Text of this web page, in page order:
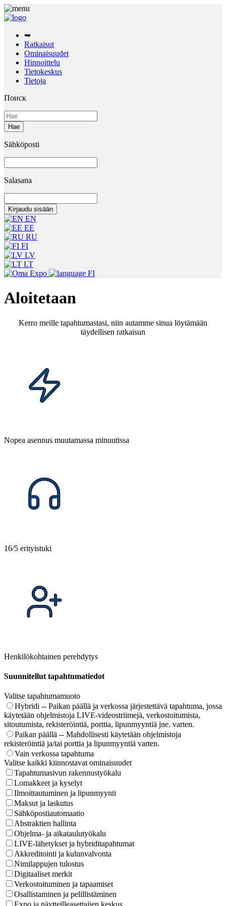
➥
Ratkaisut
Ominaisuudet
Hinnoittelu
Tietokeskus
Tietoja
Поиск
Sähköposti
Salasana
EN
EE
RU
FI
LV
LT
FI
Aloitetaan
Kerro meille tapahtumastasi, niin autamme sinua löytämään
täydellisen ratkaisun
Nopea asennus muutamassa minuutissa
16/5 erityistuki
Henkilökohtainen perehdytys
Suunnitellut tapahtumatiedot
Valitse tapahtumamuoto
Hybridi -- Paikan päällä ja verkossa järjestettävä tapahtuma, jossa
käytetään ohjelmistoja LIVE-videostriimejä, verkostoitumista,
sitoutumista, rekisteröintiä, porttia, lipunmyyntiä jne. varten.
Paikan päällä -- Mahdollisesti käytetään ohjelmistoja
rekisteröintiä ja/tai porttia ja lipunmyyntiä varten.
Vain verkossa tapahtuma
Valitse kaikki kiinnostavat ominaisuudet
Tapahtumasivun rakennustyökalu
Lomakkeet ja kyselyt
Ilmoittautuminen ja lipunmyynti
Maksut ja laskutus
Sähköpostiautomaatio
Abstraktien hallinta
Ohjelma- ja aikataulutyökalu
LIVE-lähetykset ja hybriditapahtumat
Akkreditointi ja kulunvalvonta
Nimilappujen tulostus
Digitaaliset merkit
Verkostoituminen ja tapaamiset
Osallistaminen ja pelillistäminen